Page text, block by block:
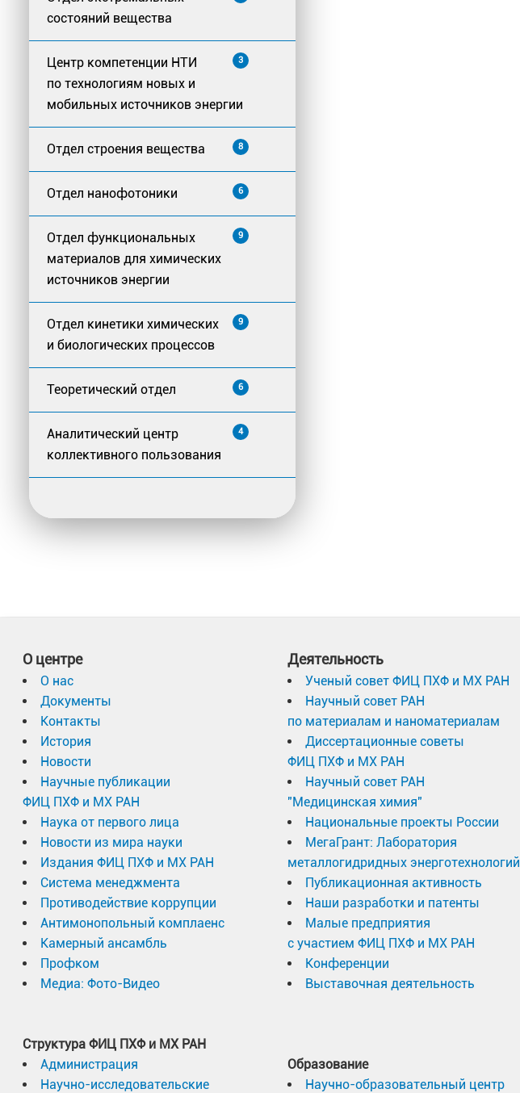
состояний вещества
Центр компетенции НТИ
по технологиям новых и
мобильных источников энергии
3
Отдел строения вещества 8
Отдел нанофотоники 6
Отдел функциональных
материалов для химических
источников энергии
9
Отдел кинетики химических
и биологических процессов
9
Теоретический отдел 6
Аналитический центр
коллективного пользования
4
О центре
О нас
Документы
Контакты
История
Новости
Научные публикации
ФИЦ ПХФ и МХ РАН
Наука от первого лица
Новости из мира науки
Издания ФИЦ ПХФ и МХ РАН
Система менеджмента
Противодействие коррупции
Антимонопольный комплаенс
Камерный ансамбль
Профком
Медиа: Фото-Видео
Структура ФИЦ ПХФ и МХ РАН
Администрация
Научно-исследовательские
Деятельность
Ученый совет ФИЦ ПХФ и МХ РАН
Научный совет РАН
по материалам и наноматериалам
Диссертационные советы
ФИЦ ПХФ и МХ РАН
Научный совет РАН
"Медицинская химия"
Национальные проекты России
МегаГрант: Лаборатория
металлогидридных энерготехнологий
Публикационная активность
Наши разработки и патенты
Малые предприятия
с участием ФИЦ ПХФ и МХ РАН
Конференции
Выставочная деятельность
Образование
Научно-образовательный центр